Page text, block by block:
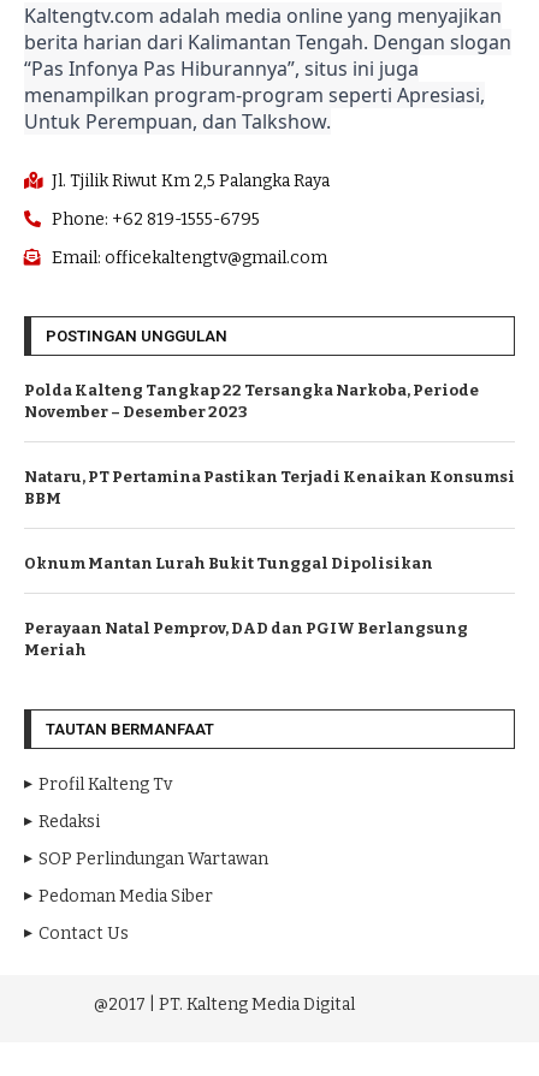
Kaltengtv.com adalah media online yang menyajikan
berita harian dari Kalimantan Tengah. Dengan slogan
“Pas Infonya Pas Hiburannya”, situs ini juga
menampilkan program-program seperti Apresiasi,
Untuk Perempuan, dan Talkshow.
Jl. Tjilik Riwut Km 2,5 Palangka Raya
Phone: +62 819-1555-6795
Email: officekaltengtv@gmail.com
POSTINGAN UNGGULAN
Polda Kalteng Tangkap 22 Tersangka Narkoba, Periode
November – Desember 2023
Nataru, PT Pertamina Pastikan Terjadi Kenaikan Konsumsi
BBM
Oknum Mantan Lurah Bukit Tunggal Dipolisikan
Perayaan Natal Pemprov, DAD dan PGIW Berlangsung
Meriah
TAUTAN BERMANFAAT
Profil Kalteng Tv
Redaksi
SOP Perlindungan Wartawan
Pedoman Media Siber
Contact Us
@2017 | PT. Kalteng Media Digital